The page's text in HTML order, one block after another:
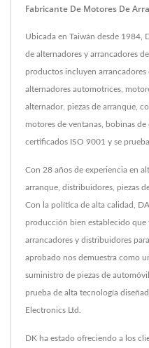
Fabricante De Motores De
Ubicada en Taiwán desde 1984,
de alternadores y arrancadores
productos incluyen arrancadores
alternadores automotrices,
alternador, piezas de arranque,
motores de ventanas, bobinas
certificados ISO 9001 y se
Con 28 años de experiencia en
arranque, distribuidores, piezas
Con la política de alta calidad,
producción bien establecido que
arrancadores y distribuidores
aprobado nos demuestra como
suministro de piezas de
prueba de alta tecnología
Electronics Ltd.
DK ha estado ofreciendo a los